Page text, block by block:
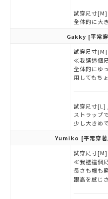
試穿尺寸
全体的に大
Gakky [平常
試穿尺寸
≪我選這個
全体的にゆ
用してもち
試穿尺寸[L]
ストラップ
少し大きめ
Yumiko [平常穿
試穿尺寸
≪我選這個
長さも幅も
跟高を感じ